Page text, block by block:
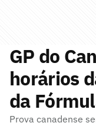
GP do
horários
da
Prova canadense